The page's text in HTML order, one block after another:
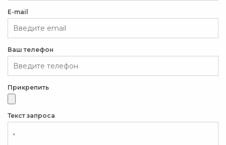
E-mail
Ваш телефон
Прикрепить
Текст запроса